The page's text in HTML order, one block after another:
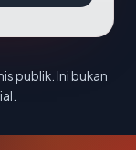
publik. Ini bukan